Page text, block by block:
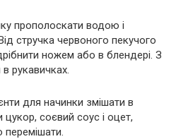
прополоскати водою і
стручка червоного пекучого
ножем або в блендері. З
рукавичках.
для начинки змішати в
соєвий соус і оцет,